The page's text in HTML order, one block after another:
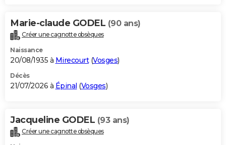
Carte de Noël
Carte Bonne année
Carte Saint-Valentin
Carte Pâques
Carte d'anniversaire
DICTIONNAIRE
Dictionnaire
Biographies
Citations
Expressions
Proverbes
PROGRAMME TV
S'inscrire
Se connecter
Lycées
Collèges
Primaires
Universités
Entreprises
Service militaire
Avis de recherche
AVIS DE DÉCÈS
Bricolage
Lifestyle
Culture
Sport
Auto
Television
Voyage
Cinema
Marie-claude GODEL (90 ans)
Créer une cagnotte obsèques
Naissance
20/08/1935 à Mirecourt(Vosges)
Décès
21/07/2026 à Épinal (Vosges)
Jacqueline GODEL (93 ans)
Créer une cagnotte obsèques